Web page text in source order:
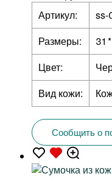
Артикул:
ss-
Размеры:
31
Цвет:
Вид кожи:
Сообщить о